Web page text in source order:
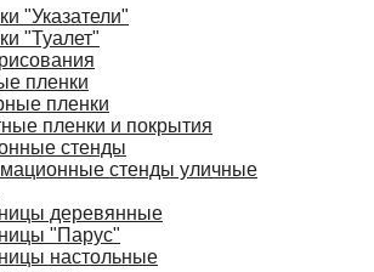
"Указатели"
"Туалет"
пленки
пленки
пленки и покрытия
стенды
стенды уличные
деревянные
"Парус"
настольные